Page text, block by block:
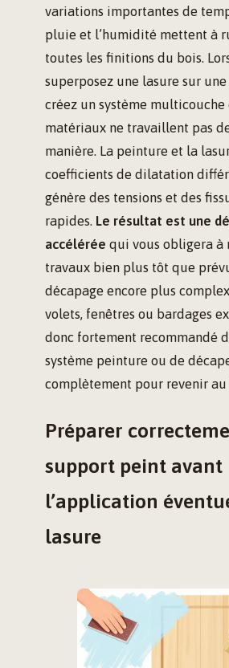
variations importantes de
pluie et l’humidité mettent à
toutes les finitions du bois.
superposez une lasure sur
créez un système multicouche
matériaux ne travaillent pas
manière. La peinture et la
coefficients de dilatation
génère des tensions et des
rapides. Le résultat est une
accélérée qui vous obligera à
travaux bien plus tôt que
décapage encore plus
volets, fenêtres ou bardages
donc fortement recommandé
système peinture ou de
complètement pour revenir au
Préparer
support peint avant
l’application
lasure